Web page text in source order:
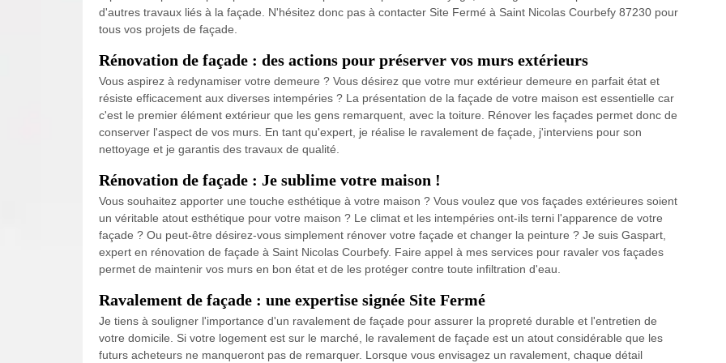
d'autres travaux liés à la façade. N'hésitez donc pas à contacter Site Fermé à Saint Nicolas Courbefy 87230 pour
tous vos projets de façade.
Rénovation de façade : des actions pour préserver vos murs extérieurs
Vous aspirez à redynamiser votre demeure ? Vous désirez que votre mur extérieur demeure en parfait état et
résiste efficacement aux diverses intempéries ? La présentation de la façade de votre maison est essentielle car
c'est le premier élément extérieur que les gens remarquent, avec la toiture. Rénover les façades permet donc de
conserver l'aspect de vos murs. En tant qu'expert, je réalise le ravalement de façade, j'interviens pour son
nettoyage et je garantis des travaux de qualité.
Rénovation de façade : Je sublime votre maison !
Vous souhaitez apporter une touche esthétique à votre maison ? Vous voulez que vos façades extérieures soient
un véritable atout esthétique pour votre maison ? Le climat et les intempéries ont-ils terni l'apparence de votre
façade ? Ou peut-être désirez-vous simplement rénover votre façade et changer la peinture ? Je suis Gaspart,
expert en rénovation de façade à Saint Nicolas Courbefy. Faire appel à mes services pour ravaler vos façades
permet de maintenir vos murs en bon état et de les protéger contre toute infiltration d'eau.
Ravalement de façade : une expertise signée Site Fermé
Je tiens à souligner l'importance d'un ravalement de façade pour assurer la propreté durable et l'entretien de
votre domicile. Si votre logement est sur le marché, le ravalement de façade est un atout considérable que les
futurs acheteurs ne manqueront pas de remarquer. Lorsque vous envisagez un ravalement, chaque détail